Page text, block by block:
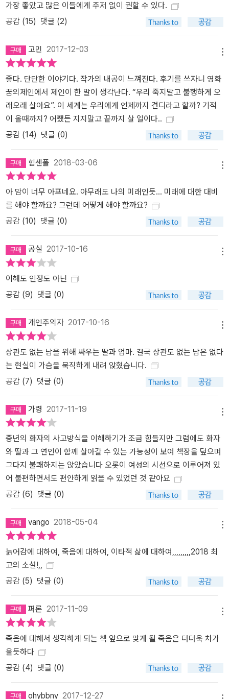
가장 좋았고 많은 이들에게 주저 없이 권할 수 있다.
공감 (15) 댓글 (2)
고민 2017-12-03
좋다. 단단한 이야기다. 작가의 내공이 느껴진다. 후기를 쓰자니 영화
꿈의제인에서 제인이 한 말이 생각난다. “우리 죽지말고 불행하게 오
래오래 살아요”. 이 세계는 우리에게 언제까지 견디라고 할까? 기적
이 올때까지? 어쨌든 지지말고 끝까지 살 일이다..
공감 (14) 댓글 (0)
힘센폴 2018-03-06
아 맘이 너무 아프네요. 아무래도 나의 미래인듯... 미래에 대한 대비
를 해야 할까요? 그런데 어떻게 해야 할까요?
공감 (10) 댓글 (0)
공실 2017-10-16
이해도 인정도 아닌
공감 (9) 댓글 (0)
개인주의자 2017-10-16
상관도 없는 남을 위해 싸우는 딸과 엄마. 결국 상관도 없는 남은 없다
는 현실이 가슴을 묵직하게 내려 앉혔습니다.
공감 (7) 댓글 (0)
가령 2017-11-19
중년의 화자의 사고방식을 이해하기가 조금 힘들지만 그럼에도 화자
와 딸과 그 연인이 함께 살아갈 수 있는 가능성이 보여 책장을 덮으며
그다지 불쾌하지는 않았습니다 오롯이 여성의 시선으로 이루어져 있
어 불편하면서도 편안하게 읽을 수 있었던 것 같아요
공감 (6) 댓글 (0)
vango 2018-05-04
늙어감에 대하여, 죽음에 대하여, 이타적 삶에 대하여,,,,,,,,,2018 최
고의 소설!,,
공감 (5) 댓글 (0)
퍼론 2017-11-09
죽음에 대해서 생각하게 되는 책 앞으로 맞게 될 죽음은 더더욱 차가
울듯하다
공감 (4) 댓글 (0)
ohybbny 2017-12-27